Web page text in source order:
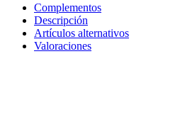
Complementos
Descripción
Artículos alternativos
Valoraciones